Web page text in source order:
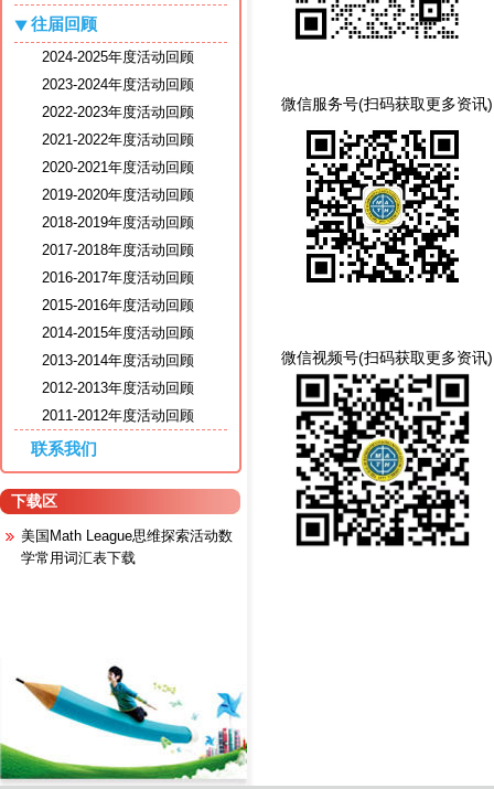
往届回顾
2024-2025年度活动回顾
2023-2024年度活动回顾
2022-2023年度活动回顾
2021-2022年度活动回顾
2020-2021年度活动回顾
2019-2020年度活动回顾
2018-2019年度活动回顾
2017-2018年度活动回顾
2016-2017年度活动回顾
2015-2016年度活动回顾
2014-2015年度活动回顾
2013-2014年度活动回顾
2012-2013年度活动回顾
2011-2012年度活动回顾
联系我们
下载区
美国Math League思维探索活动数
学常用词汇表下载
微信服务号(扫码获取更多资讯
微信视频号(扫码获取更多资讯